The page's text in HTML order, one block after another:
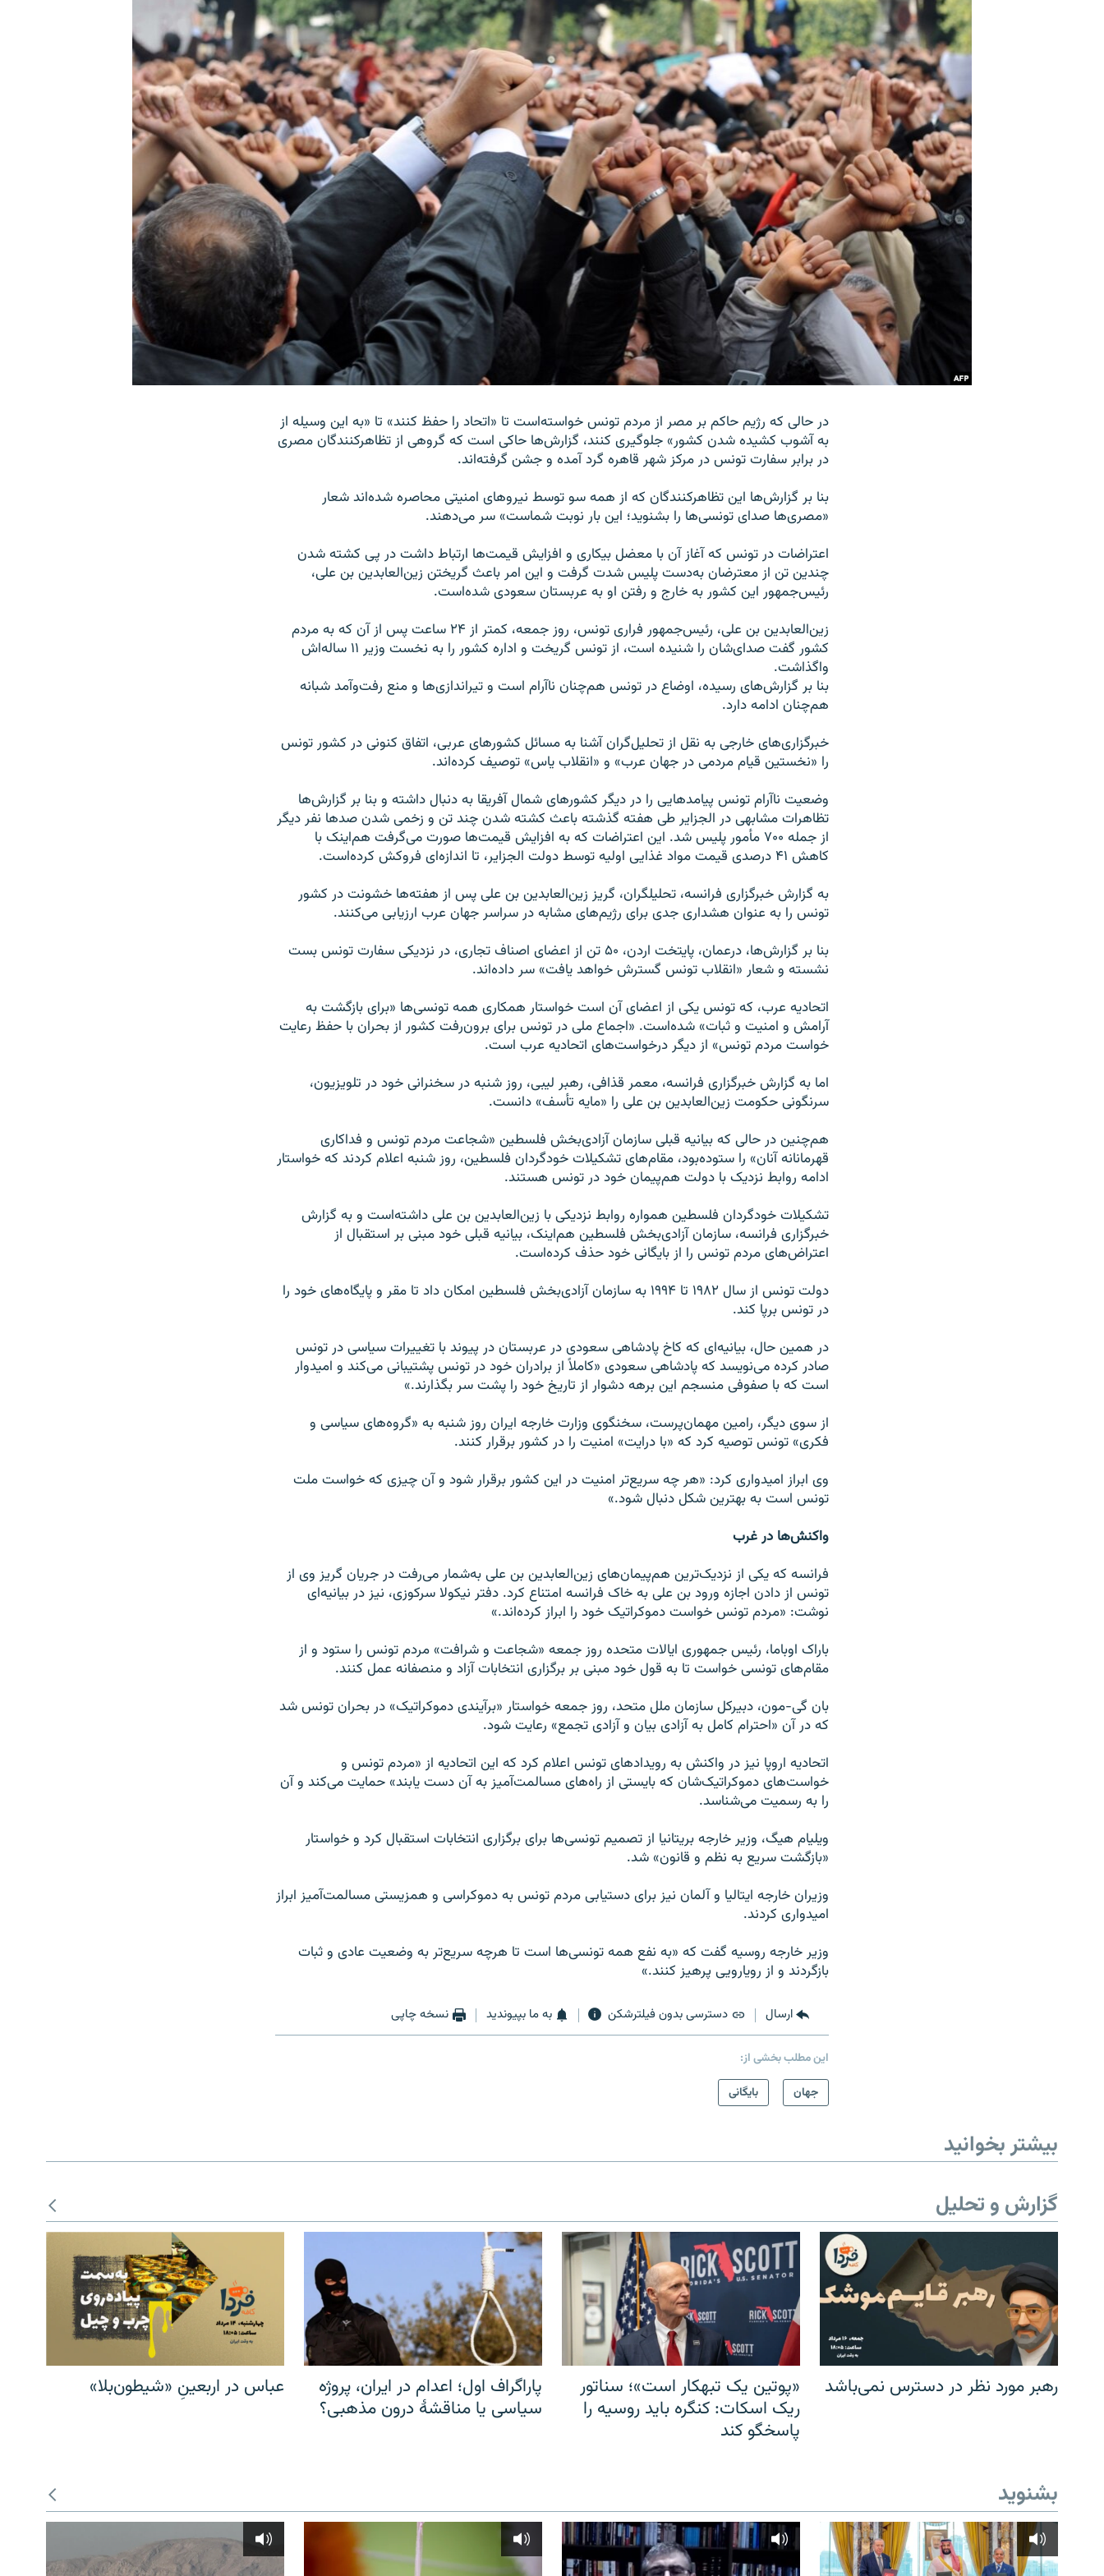
در حالی که رژیم حاکم بر مصر از مردم تونس خواسته‌است تا «اتحاد را حفظ کنند» تا «به این وسیله از
به آشوب کشیده شدن کشور» جلوگیری کنند، گزارش‌ها حاکی است که گروهی از تظاهرکنندگان مصری
در برابر سفارت تونس در مرکز شهر قاهره گرد آمده و جشن گرفته‌اند.
بنا بر گزارش‌ها این تظاهرکنندگان که از همه سو توسط نیروهای امنیتی محاصره شده‌اند شعار
«مصری‌ها صدای تونسی‌ها را بشنوید؛ این بار نوبت شماست» سر می‌دهند.
اعتراضات در تونس که آغاز آن با معضل بیکاری و افزایش قیمت‌ها ارتباط داشت در پی کشته شدن
چندین تن از معترضان به‌دست پلیس شدت گرفت و این امر باعث گریختن زین‌العابدین بن علی،
رئیس‌جمهور این کشور به خارج و رفتن او به عربستان سعودی شده‌است.
زین‌العابدین بن علی، رئیس‌جمهور فراری تونس، روز جمعه، کمتر از ۲۴ ساعت پس از آن که به مردم
کشور گفت صدای‌شان را شنیده است، از تونس گریخت و اداره کشور را به نخست وزیر ۱۱ ساله‌اش
واگذاشت.
بنا بر گزارش‌های رسیده، اوضاع در تونس هم‌چنان ناآرام است و تیراندازی‌ها و منع رفت‌وآمد شبانه
هم‌چنان ادامه دارد.
خبرگزاری‌های خارجی به نقل از تحلیل‌گران آشنا به مسائل کشورهای عربی، اتفاق کنونی در کشور تونس
را «نخستین قیام مردمی در جهان عرب» و «انقلاب یاس» توصیف کرده‌اند.
وضعیت ناآرام تونس پیامدهایی را در دیگر کشورهای شمال آفریقا به دنبال داشته و بنا بر گزارش‌ها
تظاهرات مشابهی در الجزایر طی هفته گذشته باعث کشته شدن چند تن و زخمی شدن صدها نفر دیگر
از جمله ۷۰۰ مأمور پلیس شد. این اعتراضات که به افزایش قیمت‌ها صورت می‌گرفت هم‌اینک با
کاهش ۴۱ درصدی قیمت مواد غذایی اولیه توسط دولت الجزایر، تا اندازه‌ای فروکش کرده‌است.
به گزارش خبرگزاری فرانسه، تحلیلگران، گریز زین‌العابدین بن علی پس از هفته‌ها خشونت در کشور
تونس را به عنوان هشداری جدی برای رژیم‌های مشابه در سراسر جهان عرب ارزیابی می‌کنند.
بنا بر گزارش‌ها، درعمان، پایتخت اردن، ۵۰ تن از اعضای اصناف تجاری، در نزدیکی سفارت تونس بست
نشسته و شعار «انقلاب تونس گسترش خواهد یافت» سر داده‌اند.
اتحادیه عرب، که تونس یکی از اعضای آن است خواستار همکاری همه تونسی‌ها «برای بازگشت به
آرامش و امنیت و ثبات» شده‌است. «اجماع ملی در تونس برای برون‌رفت کشور از بحران با حفظ رعایت
خواست مردم تونس» از دیگر درخواست‌های اتحادیه عرب است.
اما به گزارش خبرگزاری فرانسه، معمر قذافی، رهبر لیبی، روز شنبه در سخنرانی خود در تلویزیون،
سرنگونی حکومت زین‌العابدین بن علی را «مایه تأسف» دانست.
هم‌چنین در حالی که بیانیه قبلی سازمان آزادی‌بخش فلسطین «شجاعت مردم تونس و فداکاری
قهرمانانه آنان» را ستوده‌بود، مقام‌های تشکیلات خودگردان فلسطین، روز شنبه اعلام کردند که خواستار
ادامه روابط نزدیک با دولت هم‌پیمان خود در تونس هستند.
تشکیلات خودگردان فلسطین همواره روابط نزدیکی با زین‌العابدین بن علی داشته‌است و به گزارش
خبرگزاری فرانسه، سازمان آزادی‌بخش فلسطین هم‌اینک، بیانیه قبلی خود مبنی بر استقبال از
اعتراض‌های مردم تونس را از بایگانی خود حذف کرده‌است.
دولت تونس از سال ۱۹۸۲ تا ۱۹۹۴ به سازمان آزادی‌بخش فلسطین امکان داد تا مقر و پایگاه‌های خود را
در تونس برپا کند.
در همین حال، بیانیه‌ای که کاخ پادشاهی سعودی در عربستان در پیوند با تغییرات سیاسی در تونس
صادر کرده می‌نویسد که پادشاهی سعودی «کاملاً از برادران خود در تونس پشتیبانی می‌کند و امیدوار
است که با صفوفی منسجم این برهه دشوار از تاریخ خود را پشت سر بگذارند.»
از سوی دیگر، رامین مهمان‌پرست، سخنگوی وزارت خارجه ایران روز شنبه به «گروه‌های سیاسی و
فکری» تونس توصیه کرد که «با درایت» امنیت را در کشور برقرار کنند.
وی ابراز امیدواری کرد: «هر چه سریع‌تر امنیت در این کشور برقرار شود و آن چیزی که خواست ملت
تونس است به بهترین شکل دنبال شود.»
واکنش‌ها در غرب
فرانسه که یکی از نزدیک‌ترین هم‌پیمان‌های زین‌العابدین بن علی به‌شمار می‌رفت در جریان گریز وی از
تونس از دادن اجازه ورود بن علی به خاک فرانسه امتناع کرد. دفتر نیکولا سرکوزی، نیز در بیانیه‌ای
نوشت: «مردم تونس خواست دموکراتیک خود را ابراز کرده‌اند.»
باراک اوباما، رئیس جمهوری ایالات متحده روز جمعه «شجاعت و شرافت» مردم تونس را ستود و از
مقام‌های تونسی خواست تا به قول خود مبنی بر برگزاری انتخابات آزاد و منصفانه عمل کنند.
بان‌ گی‌-مون، دبیرکل سازمان ملل متحد، روز جمعه خواستار «برآیندی دموکراتیک» در بحران تونس شد
که در آن «احترام کامل به آزادی بیان و آزادی تجمع» رعایت شود.
اتحادیه اروپا نیز در واکنش به رویدادهای تونس اعلام کرد که این اتحادیه از «مردم تونس و
خواست‌های دموکراتیک‌شان که بایستی از راه‌های مسالمت‌آمیز به آن دست یابند» حمایت می‌کند و آن
را به رسمیت می‌شناسد.
ویلیام هیگ، وزیر خارجه بریتانیا از تصمیم تونسی‌ها برای برگزاری انتخابات استقبال کرد و خواستار
«بازگشت سریع به نظم و قانون» شد.
وزیران خارجه ایتالیا و آلمان نیز برای دستیابی مردم تونس به دموکراسی و همزیستی مسالمت‌آمیز ابراز
امیدواری کردند.
وزیر خارجه روسیه گفت که «به نفع همه تونسی‌ها است تا هرچه سریع‌تر به وضعیت عادی و ثبات
بازگردند و از رویارویی پرهیز کنند.»
ارسال دسترسی بدون فیلترشکن به ما بپیوندید نسخه چاپی
این مطلب بخشی از:
جهان
بایگانی
بیشتر بخوانید
گزارش و تحلیل
رهبر مورد نظر در دسترس نمی‌باشد
«پوتین یک تبهکار است»؛ سناتور
ریک اسکات: کنگره باید روسیه را
پاسخگو کند
پاراگراف اول؛ اعدام در ایران، پروژه
سیاسی یا مناقشهٔ درون مذهبی؟
عباس در اربعینِ «شیطون‌بلا»
بشنوید